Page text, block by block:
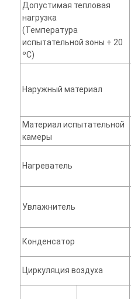
Допустимая тепловая
нагрузка
(Температура
испытательной зоны + 20
ºС)
Наружный материал
Материал испытательной
камеры
Нагреватель
Увлажнитель
Конденсатор
Циркуляция воздуха